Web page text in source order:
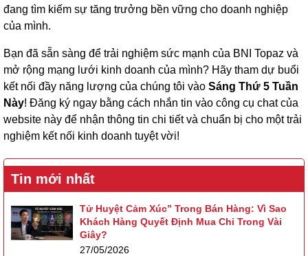
đang tìm kiếm sự tăng trưởng bền vững cho doanh nghiệp
của mình.
Bạn đã sẵn sàng để trải nghiệm sức mạnh của BNI Topaz và
mở rộng mạng lưới kinh doanh của mình? Hãy tham dự buổi
kết nối đầy năng lượng của chúng tôi vào Sáng Thứ 5 Tuần
Này! Đăng ký ngay bằng cách nhắn tin vào công cụ chat của
website này để nhận thông tin chi tiết và chuẩn bị cho một trải
nghiệm kết nối kinh doanh tuyệt vời!
Tin mới nhất
Tử Huyệt Cảm Xúc” Trong Bán Hàng: Vì Sao
Khách Hàng Quyết Định Mua Chỉ Trong Vài
Giây?
27/05/2026